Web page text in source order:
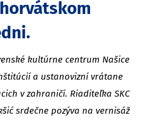
kultúrne centrum Našice
a ustanovizní vrátane
v zahraničí. Riaditeľka SKC
srdečne pozýva na vernisáž